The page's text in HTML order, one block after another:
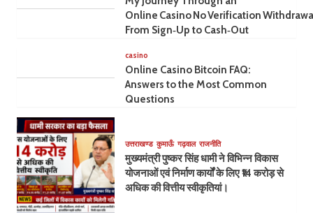
Online Casino No Verification
From Sign‑Up to Cash‑Out
casino
Online Casino Bitcoin FAQ:
Answers to the Most Common
Questions
उत्तराखण्ड कुमाऊँ गढ़वाल राजनीति
मुख्यमंत्री पुष्कर सिंह धामी ने विभिन्न विकास
योजनाओं एवं निर्माण कार्यों के लिए ₹14 करोड़ से
अधिक की वित्तीय स्वीकृतियां।